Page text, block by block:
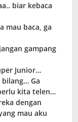
biar kebaca
mau baca, ga
gampang
Junior…
Ga
kita telen…
dengan
mau aku